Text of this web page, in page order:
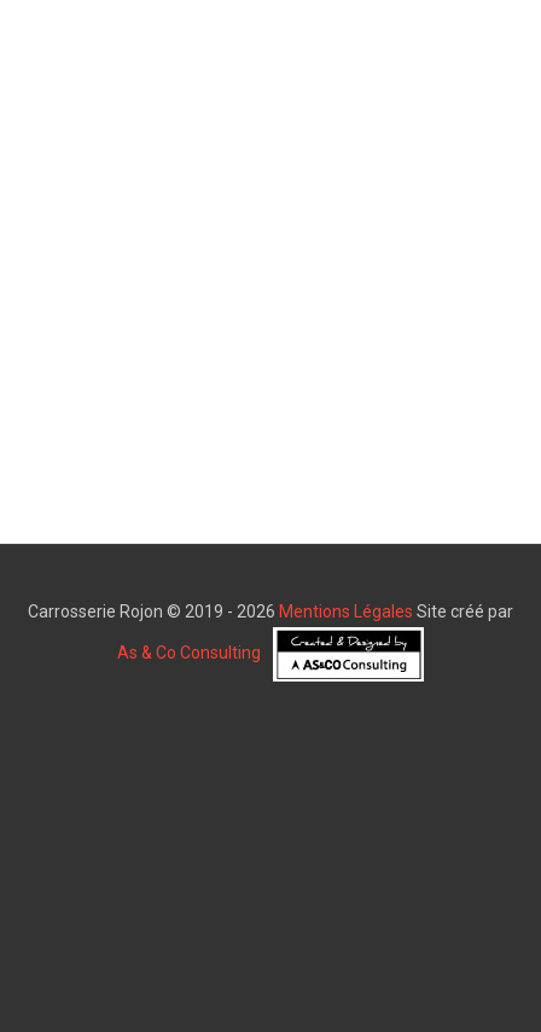
Carrosserie Rojon © 2019 - 2026 Mentions Légales Site créé par
As & Co Consulting